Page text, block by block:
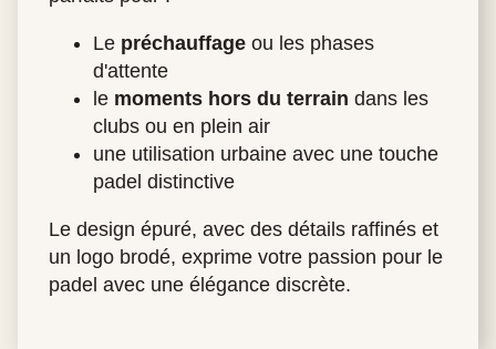
Le préchauffage ou les phases
d'attente
le moments hors du terrain dans les
clubs ou en plein air
une utilisation urbaine avec une touche
padel distinctive
Le design épuré, avec des détails raffinés et
un logo brodé, exprime votre passion pour le
padel avec une élégance discrète.